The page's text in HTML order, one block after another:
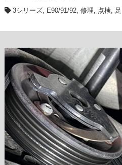
3シリーズ, E90/91/92,修理, 点検,